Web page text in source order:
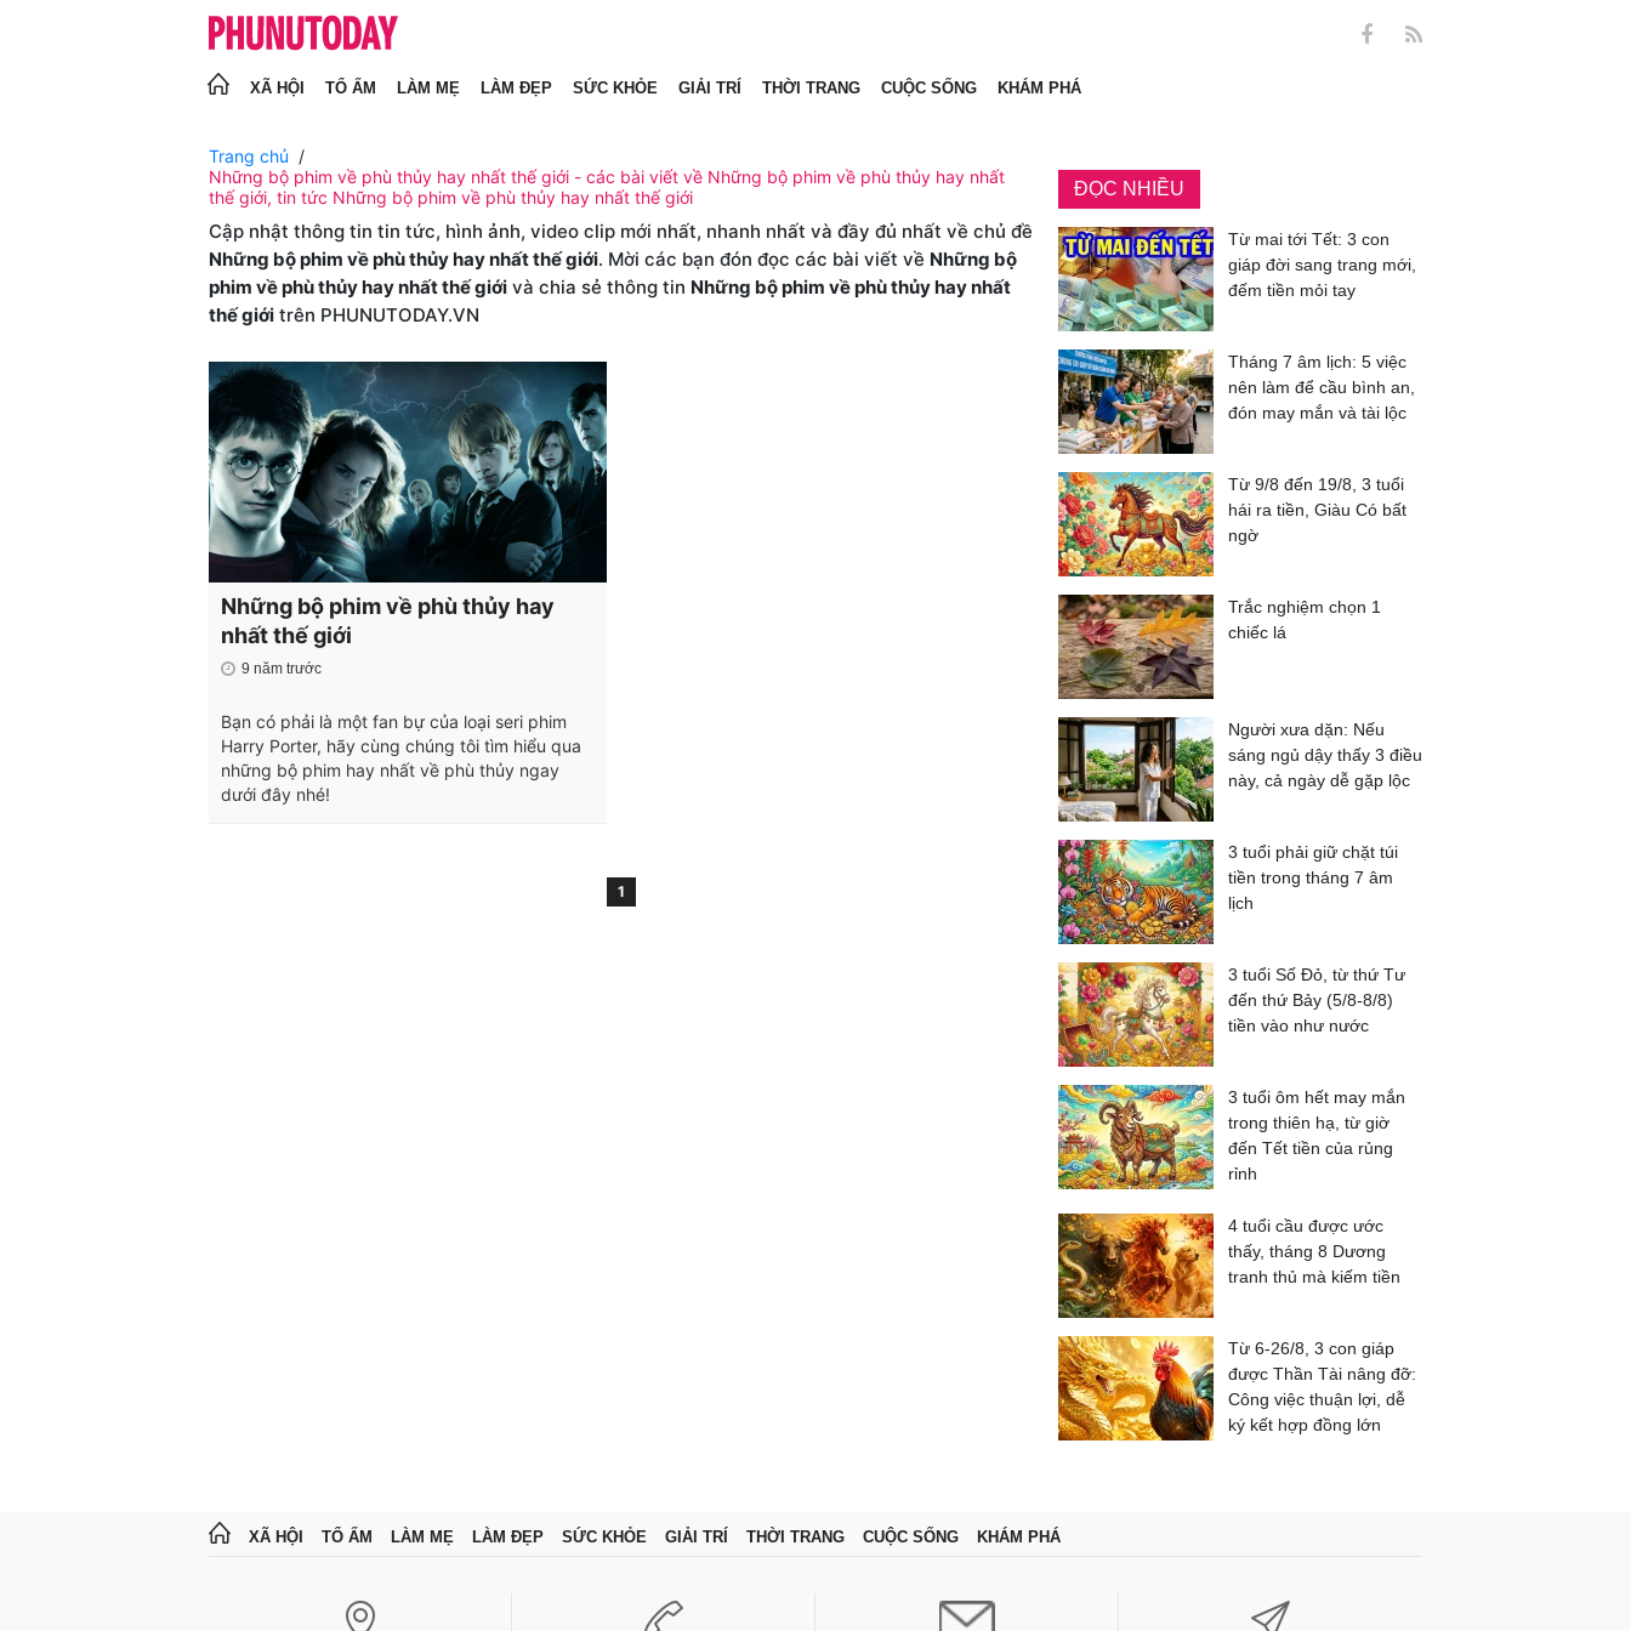
XÃ HỘI TỔ ẤM LÀM MẸ LÀM ĐẸP SỨC KHỎE GIẢI TRÍ THỜI TRANG CUỘC SỐNG KHÁM PHÁ
Trang chủ
Những bộ phim về phù thủy hay nhất thế giới - các bài viết về Những bộ phim về phù thủy hay nhất
thế giới, tin tức Những bộ phim về phù thủy hay nhất thế giới
Cập nhật thông tin tin tức, hình ảnh, video clip mới nhất, nhanh nhất và đầy đủ nhất về chủ đề
Những bộ phim về phù thủy hay nhất thế giới. Mời các bạn đón đọc các bài viết về Những bộ
phim về phù thủy hay nhất thế giới và chia sẻ thông tin Những bộ phim về phù thủy hay nhất
thế giới trên PHUNUTODAY.VN
Những bộ phim về phù thủy hay
nhất thế giới
9 năm trước
Bạn có phải là một fan bự của loại seri phim
Harry Porter, hãy cùng chúng tôi tìm hiểu qua
những bộ phim hay nhất về phù thủy ngay
dưới đây nhé!
1
ĐỌC NHIỀU
Từ mai tới Tết: 3 con
giáp đời sang trang mới,
đếm tiền mỏi tay
Tháng 7 âm lịch: 5 việc
nên làm để cầu bình an,
đón may mắn và tài lộc
Từ 9/8 đến 19/8, 3 tuổi
hái ra tiền, Giàu Có bất
ngờ
Trắc nghiệm chọn 1
chiếc lá
Người xưa dặn: Nếu
sáng ngủ dậy thấy 3 điều
này, cả ngày dễ gặp lộc
3 tuổi phải giữ chặt túi
tiền trong tháng 7 âm
lịch
3 tuổi Số Đỏ, từ thứ Tư
đến thứ Bảy (5/8-8/8)
tiền vào như nước
3 tuổi ôm hết may mắn
trong thiên hạ, từ giờ
đến Tết tiền của rủng
rỉnh
4 tuổi cầu được ước
thấy, tháng 8 Dương
tranh thủ mà kiếm tiền
Từ 6-26/8, 3 con giáp
được Thần Tài nâng đỡ:
Công việc thuận lợi, dễ
ký kết hợp đồng lớn
XÃ HỘI TỔ ẤM LÀM MẸ LÀM ĐẸP SỨC KHỎE GIẢI TRÍ THỜI TRANG CUỘC SỐNG KHÁM PHÁ